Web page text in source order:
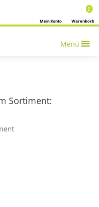
Warenkorb
0
Mein Konto
Menü
Sortiment: